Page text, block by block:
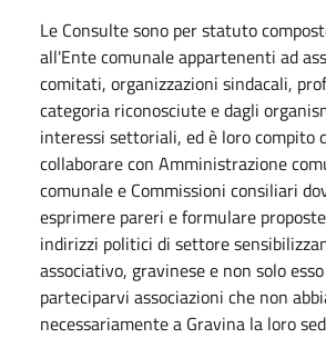
Le Consulte sono per statuto
all'Ente comunale appartenenti ad
comitati, organizzazioni sindacali,
categoria riconosciute e dagli
interessi settoriali, ed è loro compito
collaborare con Amministrazione
comunale e Commissioni consiliari
esprimere pareri e formulare
indirizzi politici di settore
associativo, gravinese e non solo
parteciparvi associazioni che non
necessariamente a Gravina la loro